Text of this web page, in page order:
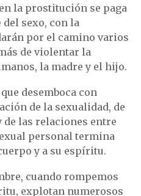
la prostitución se paga
sexo, con la
por el camino varios
de violentar la
la madre y el hijo.
que desemboca con
de la sexualidad, de
de las relaciones entre
personal termina
y a su espíritu.
cuando rompemos
explotan numerosos